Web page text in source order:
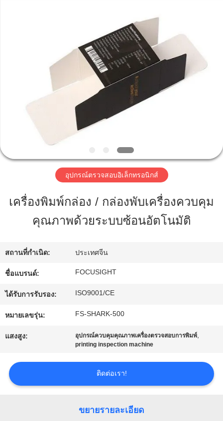
กับ
ควบคุม
คุณภาพ
ติดต่อ
เรา
อุปกรณ์ตรวจสอบอิเล็กทรอนิกส์
เครื่องพิมพ์กล่อง / กล่องพับเครื่องควบคุม
คุณภาพด้วยระบบซ้อนอัตโนมัติ
สถานที่กำเนิด: ประเทศจีน
ชื่อแบรนด์: FOCUSIGHT
ได้รับการรับรอง: ISO9001/CE
หมายเลขรุ่น: FS-SHARK-500
แสงสูง: อุปกรณ์ควบคุมคุณภาพเครื่องตรวจสอบการพิมพ์,
printing inspection machine
ติดต่อเรา!
ขยายรายละเอียด